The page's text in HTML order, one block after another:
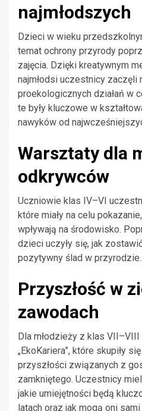
najmłodszych
Dzieci w wieku
temat ochrony przyrody
zajęcia. Dzięki kreatywnym
najmłodsi uczestnicy zaczęli
proekologicznych działań w
te były kluczowe w
nawyków od
Warsztaty dla
odkrywców
Uczniowie klas IV–VI
które miały na celu
wpływają na środowisko.
dzieci uczyły się, jak
pozytywny ślad w przyrodzie.
Przyszłość w
zawodach
Dla młodzieży z klas
„EkoKariera”, które skupiły
przyszłości związanych z
zamkniętego. Uczestnicy
jakie umiejętności będą
latach oraz jak mogą oni